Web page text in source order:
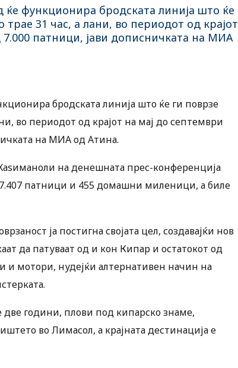
функционира бродската линија што ќе
31 час, а лани, во периодот од крајот
7.000 патници, јави дописничката на МИА
бродската линија што ќе ги поврзе
во периодот од крајот на мај до септември
на МИА од Атина.
на денешната прес-конференција
патници и 455 домашни миленици, а биле
ја постигна својата цел, создавајќи нов
да патуваат од и кон Кипар и остатокот од
и мотори, нудејќи алтернативен начин на
години, плови под кипарско знаме,
во Лимасол, а крајната дестинација е